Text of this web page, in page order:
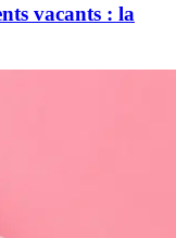
vacants : la